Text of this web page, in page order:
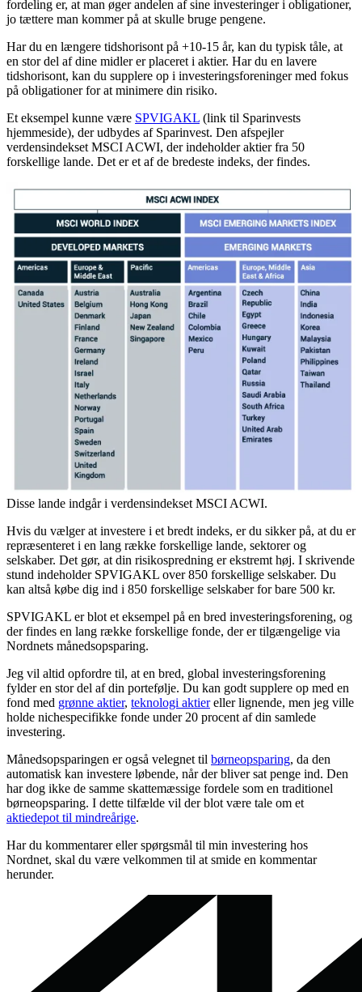
fordeling er, at man øger andelen af sine investeringer i obligationer,
jo tættere man kommer på at skulle bruge pengene.
Har du en længere tidshorisont på +10-15 år, kan du typisk tåle, at
en stor del af dine midler er placeret i aktier. Har du en lavere
tidshorisont, kan du supplere op i investeringsforeninger med fokus
på obligationer for at minimere din risiko.
Et eksempel kunne være SPVIGAKL (link til Sparinvests
hjemmeside), der udbydes af Sparinvest. Den afspejler
verdensindekset MSCI ACWI, der indeholder aktier fra 50
forskellige lande. Det er et af de bredeste indeks, der findes.
Disse lande indgår i verdensindekset MSCI ACWI.
Hvis du vælger at investere i et bredt indeks, er du sikker på, at du er
repræsenteret i en lang række forskellige lande, sektorer og
selskaber. Det gør, at din risikospredning er ekstremt høj. I skrivende
stund indeholder SPVIGAKL over 850 forskellige selskaber. Du
kan altså købe dig ind i 850 forskellige selskaber for bare 500 kr.
SPVIGAKL er blot et eksempel på en bred investeringsforening, og
der findes en lang række forskellige fonde, der er tilgængelige via
Nordnets månedsopsparing.
Jeg vil altid opfordre til, at en bred, global investeringsforening
fylder en stor del af din portefølje. Du kan godt supplere op med en
fond med grønne aktier, teknologi aktiereller lignende, men jeg ville
holde nichespecifikke fonde under 20 procent af din samlede
investering.
Månedsopsparingen er også velegnet til børneopsparing, da den
automatisk kan investere løbende, når der bliver sat penge ind. Den
har dog ikke de samme skattemæssige fordele som en traditionel
børneopsparing. I dette tilfælde vil der blot være tale om et
aktiedepot til mindreårige.
Har du kommentarer eller spørgsmål til min investering hos
Nordnet, skal du være velkommen til at smide en kommentar
herunder.